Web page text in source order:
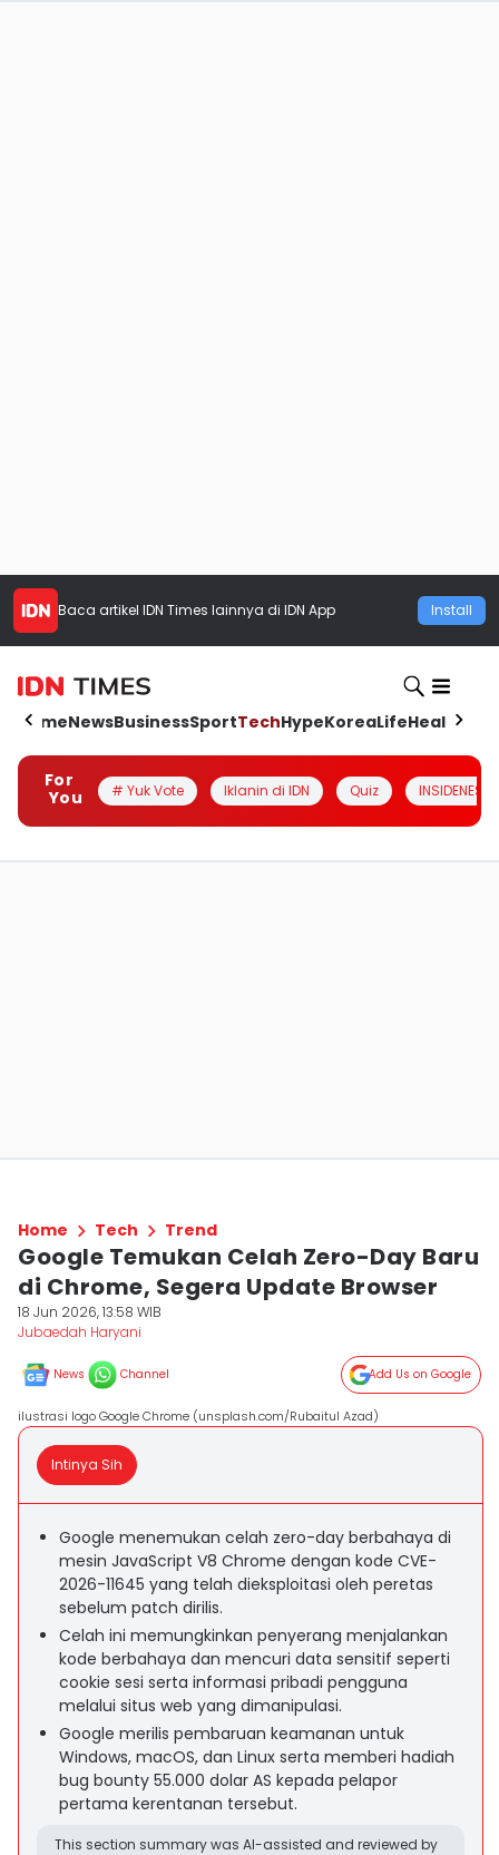
Baca artikel IDN Times lainnya di IDN App Install
HomeNewsBusinessSportTechHypeKoreaLifeHealth
For
You
# Yuk Vote Iklanin di IDN Quiz INSIDENESIA
Home Tech Trend
Google Temukan Celah Zero-Day Baru
di Chrome, Segera Update Browser
18 Jun 2026, 13:58 WIB
Jubaedah Haryani
News Channel Add Us on Google
ilustrasi logo Google Chrome (unsplash.com/Rubaitul Azad)
Intinya Sih
Google menemukan celah zero-day berbahaya di
mesin JavaScript V8 Chrome dengan kode CVE-
2026-11645 yang telah dieksploitasi oleh peretas
sebelum patch dirilis.
Celah ini memungkinkan penyerang menjalankan
kode berbahaya dan mencuri data sensitif seperti
cookie sesi serta informasi pribadi pengguna
melalui situs web yang dimanipulasi.
Google merilis pembaruan keamanan untuk
Windows, macOS, dan Linux serta memberi hadiah
bug bounty 55.000 dolar AS kepada pelapor
pertama kerentanan tersebut.
This section summary was AI-assisted and reviewed by